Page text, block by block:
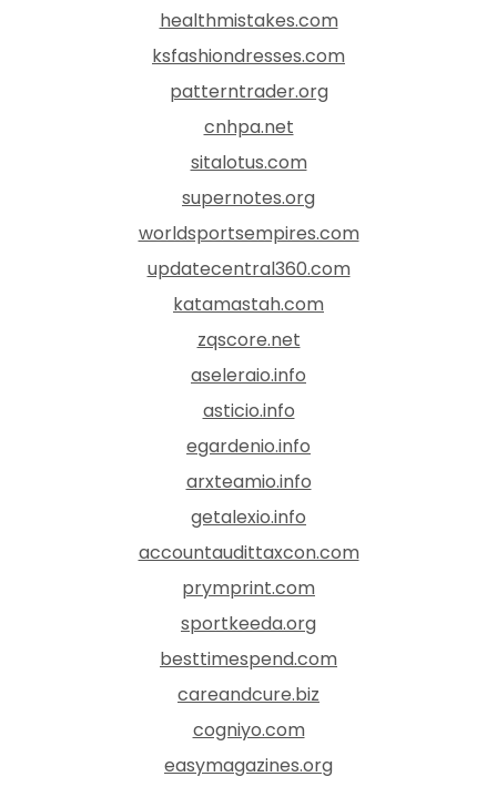
healthmistakes.com
ksfashiondresses.com
patterntrader.org
cnhpa.net
sitalotus.com
supernotes.org
worldsportsempires.com
updatecentral360.com
katamastah.com
zqscore.net
aseleraio.info
asticio.info
egardenio.info
arxteamio.info
getalexio.info
accountaudittaxcon.com
prymprint.com
sportkeeda.org
besttimespend.com
careandcure.biz
cogniyo.com
easymagazines.org